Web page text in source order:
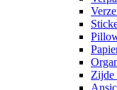
Zijde